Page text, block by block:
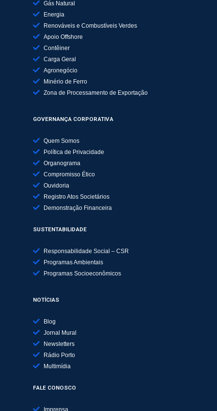
Gás Natural
Energia
Renováveis e Combustíveis Verdes
Apoio Offshore
Contêiner
Carga Geral
Agronegócio
Minério de Ferro
Zona de Processamento de Exportação
GOVERNANÇA CORPORATIVA
Quem Somos
Política de Privacidade
Organograma
Compromisso Ético
Ouvidoria
Registro Atos Societários
Demonstração Financeira
SUSTENTABILIDADE
Responsabilidade Social – CSR
Programas Ambientais
Programas Socioeconômicos
NOTÍCIAS
Blog
Jornal Mural
Newsletters
Rádio Porto
Multimídia
FALE CONOSCO
Imprensa